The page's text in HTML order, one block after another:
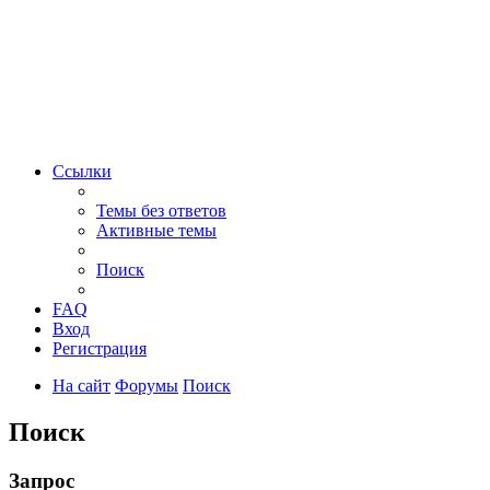
Ссылки
Темы без ответов
Активные темы
Поиск
FAQ
Вход
Регистрация
На сайт Форумы Поиск
Поиск
Запрос